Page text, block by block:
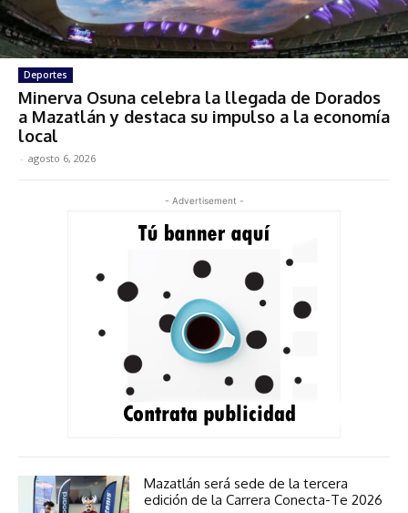
Deportes
Minerva Osuna celebra la llegada de Dorados
a Mazatlán y destaca su impulso a la economía
local
- agosto 6, 2026
- Advertisement -
Mazatlán será sede de la tercera
edición de la Carrera Conecta-Te 2026